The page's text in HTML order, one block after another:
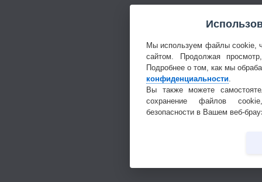
Мы используем файлы cookie,
сайтом. Продолжая
Подробнее о том, как мы
конфиденциальности
Вы также можете
сохранение файлов
безопасности в Вашем веб-